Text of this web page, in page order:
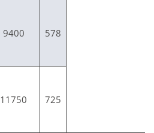
9400 578
11750 725